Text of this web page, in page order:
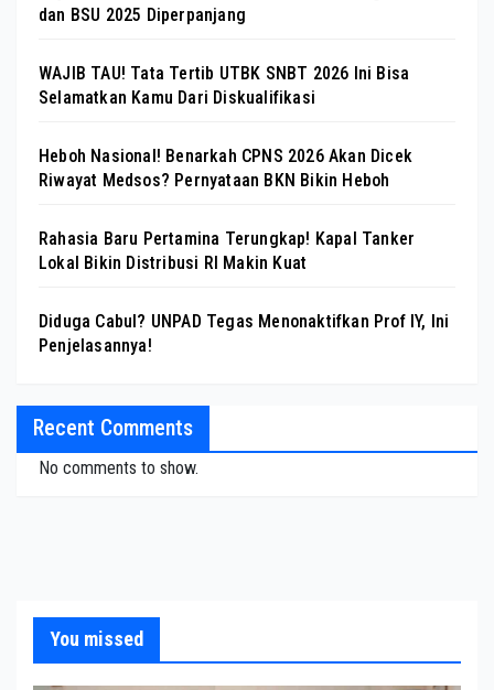
dan BSU 2025 Diperpanjang
WAJIB TAU! Tata Tertib UTBK SNBT 2026 Ini Bisa
Selamatkan Kamu Dari Diskualifikasi
Heboh Nasional! Benarkah CPNS 2026 Akan Dicek
Riwayat Medsos? Pernyataan BKN Bikin Heboh
Rahasia Baru Pertamina Terungkap! Kapal Tanker
Lokal Bikin Distribusi RI Makin Kuat
Diduga Cabul? UNPAD Tegas Menonaktifkan Prof IY, Ini
Penjelasannya!
Recent Comments
No comments to show.
You missed